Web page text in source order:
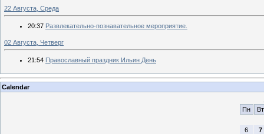
22 Августа, Среда
20:37 Развлекательно-познавательное мероприятие.
02 Августа, Четверг
21:54 Православный праздник Ильин День
Calendar
Пн
Вт
6
7